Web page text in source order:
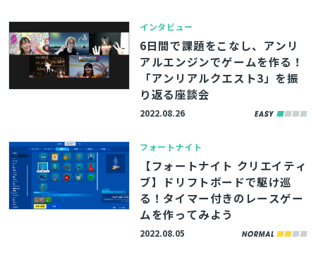
インタビュー
6日間で課題をこなし、アンリ
アルエンジンでゲームを作る！
「アンリアルクエスト3」を振
り返る座談会
2022.08.26
フォートナイト
【フォートナイト クリエイティ
ブ】ドリフトボードで駆け巡
る！タイマー付きのレースゲー
ムを作ってみよう
2022.08.05